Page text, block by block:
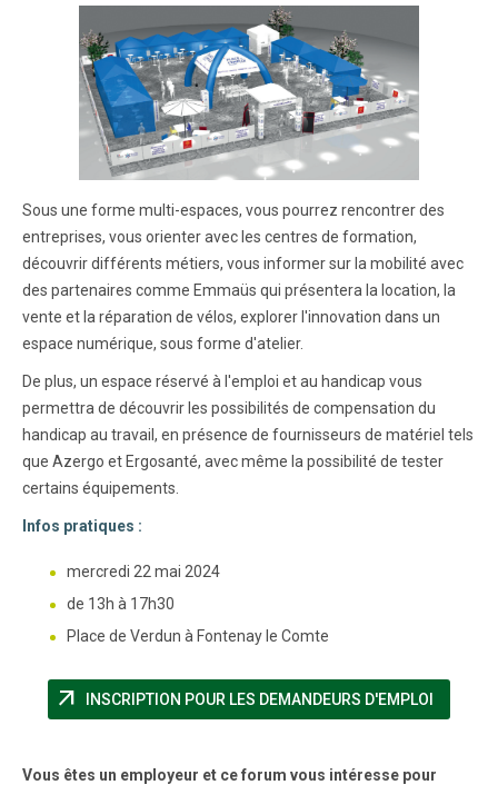
Sous une forme multi-espaces, vous pourrez rencontrer des
entreprises, vous orienter avec les centres de formation,
découvrir différents métiers, vous informer sur la mobilité avec
des partenaires comme Emmaüs qui présentera la location, la
vente et la réparation de vélos, explorer l'innovation dans un
espace numérique, sous forme d'atelier.
De plus, un espace réservé à l'emploi et au handicap vous
permettra de découvrir les possibilités de compensation du
handicap au travail, en présence de fournisseurs de matériel tels
que Azergo et Ergosanté, avec même la possibilité de tester
certains équipements.
Infos pratiques :
mercredi 22 mai 2024
de 13h à 17h30
Place de Verdun à Fontenay le Comte
arrow_outward INSCRIPTION POUR LES DEMANDEURS D'EMPLOI
Vous êtes un employeur et ce forum vous intéresse pour